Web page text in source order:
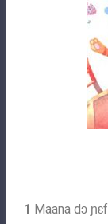
1 Maana dɔ